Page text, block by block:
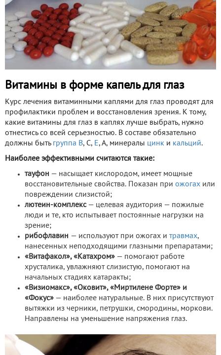
Витамины в форме капель для глаз
Курс лечения витаминными каплями для глаз проводят для
профилактики проблем и восстановления зрения. К тому,
какие витамины для глаз в каплях лучше выбрать, нужно
отнестись со всей серьезностью. В составе обязательно
должны быть группа В, С, Е, А, минералы цинк и кальций.
Наиболее эффективными считаются такие:
тауфон — насыщает кислородом, имеет мощные
восстановительные свойства. Показан при ожогах или
повреждении слизистой;
лютеин-комплекс— целевая аудитория — пожилые
люди и те, кто испытывает постоянные нагрузки на
зрение;
рибофлавин — используют при ожогах и травмах,
нанесенных неподходящими глазными препаратами;
«Витафакол», «Катахром» — помогают работе
хрусталика, увлажняют слизистую, помогают на
начальных стадиях катаракты;
«Визиомакс», «Оковит», «Миртилене Форте» и
«Фокус» — наиболее натуральные. В них присутствуют
вытяжки из черники, петрушки, смородины, моркови.
Направлены на уменьшение напряжения глаз.